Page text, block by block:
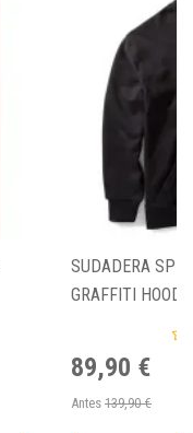
SUDADERA
GRAFFITI
89,90 €
Antes 139,90 €